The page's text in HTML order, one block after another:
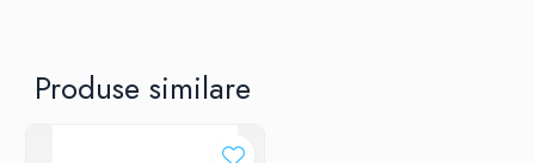
Produse similare